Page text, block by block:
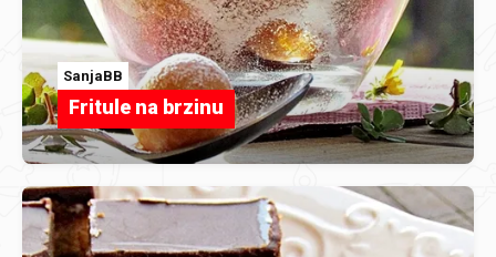
SanjaBB
Fritule na brzinu